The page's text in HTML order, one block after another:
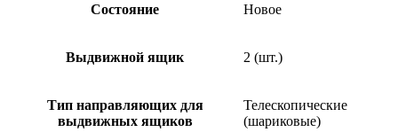
Состояние Новое
Выдвижной ящик 2 (шт.)
Тип направляющих для
выдвижных ящиков
Телескопические
(шариковые)